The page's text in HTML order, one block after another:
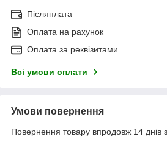
Післяплата
Оплата на рахунок
Оплата за реквізитами
Всі умови оплати
Умови повернення
Повернення товару впродовж 14 днів